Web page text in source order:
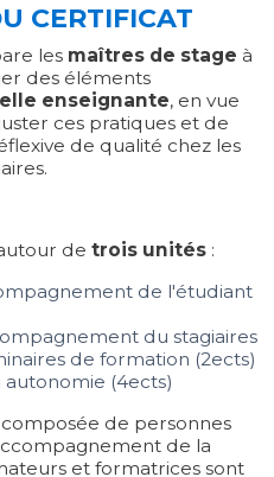
CERTIFICAT
les maîtres de stage à
des éléments
enseignante, en vue
ces pratiques et de
de qualité chez les
de trois unités :
de l'étudiant
du stagiaires
de formation (2ects)
(4ects)
de personnes
de la
et formatrices sont